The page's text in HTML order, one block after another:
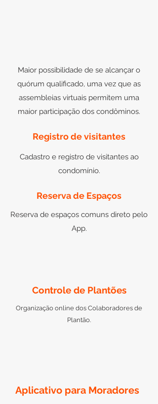
Maior possibilidade de se alcançar o
quórum qualificado, uma vez que as
assembleias virtuais permitem uma
maior participação dos condôminos.
Registro de visitantes
Cadastro e registro de visitantes ao
condomínio.
Reserva de Espaços
Reserva de espaços comuns direto pelo
App.
Controle de Plantões
Organização online dos Colaboradores de
Plantão.
Aplicativo para Moradores